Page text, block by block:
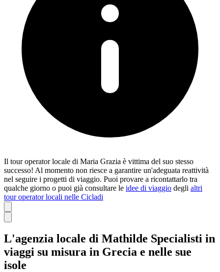
Il tour operator locale di Maria Grazia è vittima del suo stesso
successo! Al momento non riesce a garantire un'adeguata reattività
nel seguire i progetti di viaggio. Puoi provare a ricontattarlo tra
qualche giorno o puoi già consultare le idee di viaggio degli altri
tour operator locali nelle Cicladi
L'agenzia locale di Mathilde Specialisti in
viaggi su misura in Grecia e nelle sue
isole